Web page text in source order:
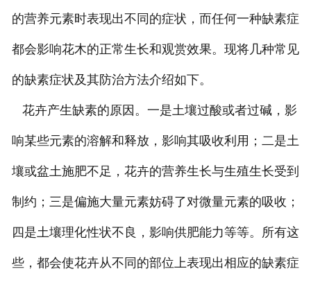
的营养元素时表现出不同的症状，而任何一种缺素症
都会影响花木的正常生长和观赏效果。现将几种常见
的缺素症状及其防治方法介绍如下。
花卉产生缺素的原因。一是土壤过酸或者过碱，影
响某些元素的溶解和释放，影响其吸收利用；二是土
壤或盆土施肥不足，花卉的营养生长与生殖生长受到
制约；三是偏施大量元素妨碍了对微量元素的吸收；
四是土壤理化性状不良，影响供肥能力等等。所有这
些，都会使花卉从不同的部位上表现出相应的缺素症